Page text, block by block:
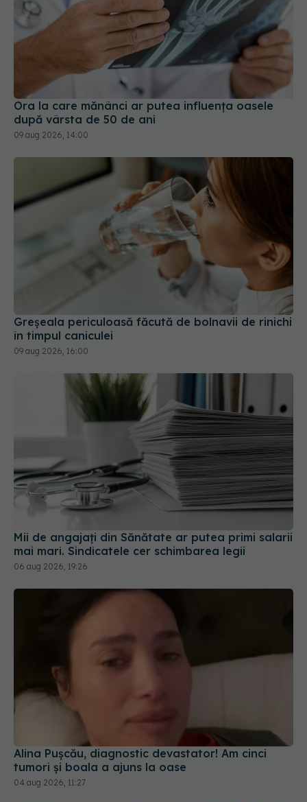
Ora la care mănânci ar putea influența oasele
după vârsta de 50 de ani
09 aug 2026, 14:00
Greșeala periculoasă făcută de bolnavii de rinichi
în timpul caniculei
09 aug 2026, 16:00
Mii de angajați din Sănătate ar putea primi salarii
mai mari. Sindicatele cer schimbarea legii
06 aug 2026, 19:26
Alina Pușcău, diagnostic devastator! Am cinci
tumori și boala a ajuns la oase
04 aug 2026, 11:27